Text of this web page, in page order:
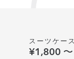
スーツケー
¥1,800 〜